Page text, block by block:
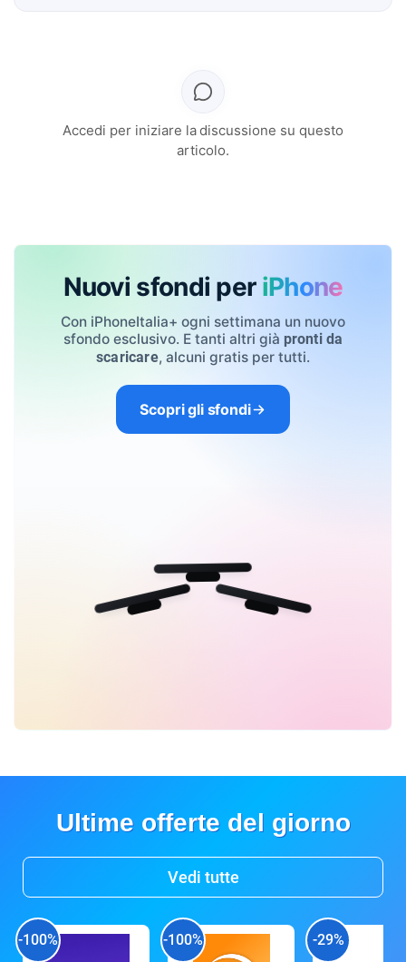
Accedi per iniziare la discussione su questo
articolo.
Nuovi sfondi per iPhone
Con iPhoneItalia+ ogni settimana un nuovo
sfondo esclusivo. E tanti altri già pronti da
scaricare, alcuni gratis per tutti.
Scopri gli sfondi
Ultime offerte del giorno
Vedi tutte
-100% -100% -29%